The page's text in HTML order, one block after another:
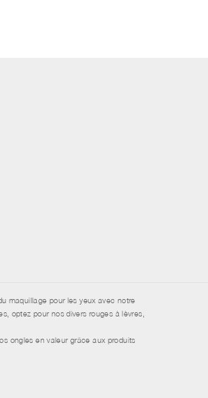
maquillage pour les yeux avec notre
optez pour nos divers rouges à lèvres,
ongles en valeur grâce aux produits